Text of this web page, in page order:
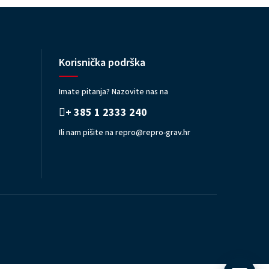
Korisnička podrška
Imate pitanja? Nazovite nas na
+ 385 1 2333 240
Ili nam pišite na repro@repro-grav.hr